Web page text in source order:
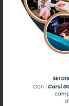
Investire oggi
significa
errate che
sanitario.
psicofisica
persona.